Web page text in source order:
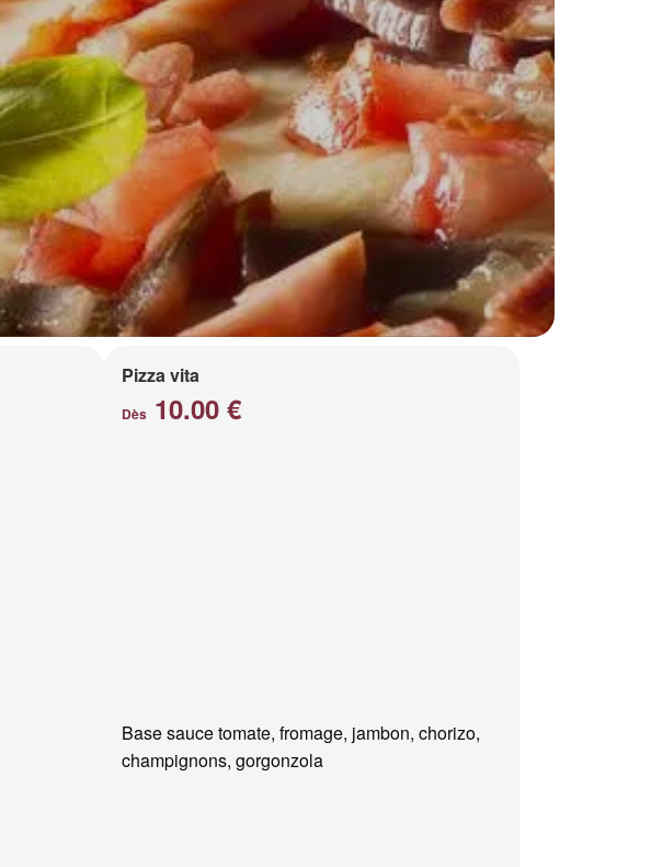
Pizza vita
Dès 10.00 €
Base sauce tomate, fromage, jambon, chorizo,
champignons, gorgonzola